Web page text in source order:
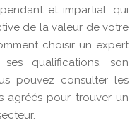
et impartial, qui
de la valeur de votre
choisir un expert
qualifications, son
pouvez consulter les
agréés pour trouver un